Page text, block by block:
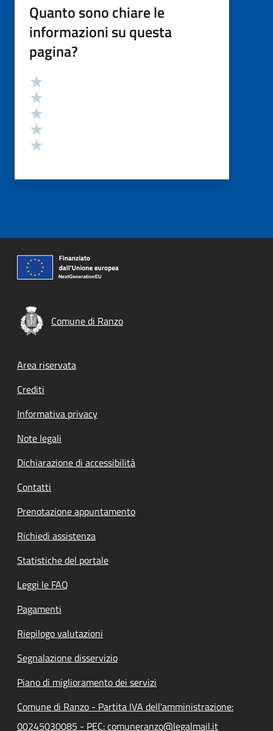
Quanto sono chiare le
informazioni su questa
pagina?
Valutazione
Comune di Ranzo
Footer menu
Area riservata
Crediti
Informativa privacy
Note legali
Dichiarazione di accessibilità
Contatti
Prenotazione appuntamento
Richiedi assistenza
Statistiche del portale
Leggi le FAQ
Pagamenti
Riepilogo valutazioni
Segnalazione disservizio
Piano di miglioramento dei servizi
Comune di Ranzo - Partita IVA dell'amministrazione:
00245030085 - PEC: comuneranzo@legalmail.it